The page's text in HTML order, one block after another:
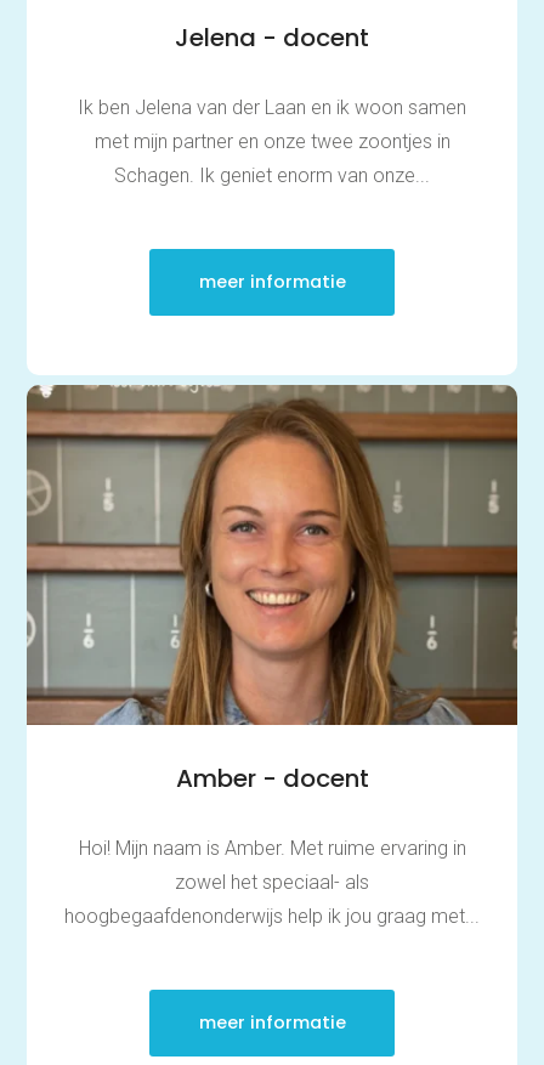
Jelena - docent
Ik ben Jelena van der Laan en ik woon samen
met mijn partner en onze twee zoontjes in
Schagen. Ik geniet enorm van onze...
meer informatie
Amber - docent
Hoi! Mijn naam is Amber. Met ruime ervaring in
zowel het speciaal- als
hoogbegaafdenonderwijs help ik jou graag met...
meer informatie